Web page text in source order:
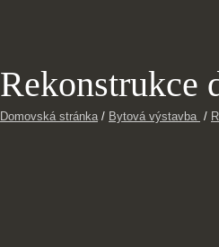
Rekonstrukce
Domovská stránka/ Bytová výstavba /